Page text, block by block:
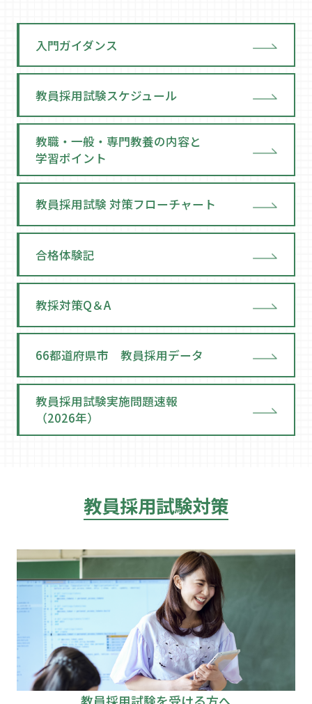
入門ガイダンス
教員採用試験スケジュール
教職・一般・専門教養の内容と
学習ポイント
教員採用試験 対策フローチャート
合格体験記
教採対策Q＆A
66都道府県市 教員採用データ
教員採用試験実施問題速報
（2026年）
教員採用試験対策